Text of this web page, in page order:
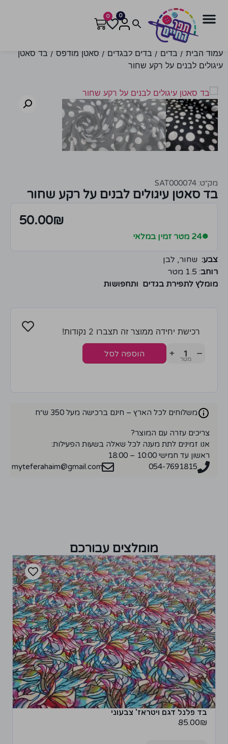
0
0
עמוד הבית / בדים / בדים לבגדים / סאטן מודפס / בד סאטן
עיגולים לבנים על רקע שחור
מק״ט: SAT000074
בד סאטן עיגולים לבנים על רקע שחור
50.00₪
●24 מטר זמין במלאי
צבע: שחור, לבן
רוחב: 1.5 מטר
מומלץ לתפירת בגדים ותחפושות
רכישת יחידה ממוצר זה תצברו 2 נקודות!
−
+ הוספה לסל
משלוחים לכל הארץ – חינם ברכישה מעל 350 ש״ח
צריכים עזרה עם המוצר?
אנו זמינים לתת מענה לכל שאלה בשעות הפעילות:
ראשון עד חמישי 10:00 – 18:00
054-7691815
myteferahaim@gmail.com
מומלצים עבורכם
בד פלנל דגם ויטראז' צבעוני
85.00₪